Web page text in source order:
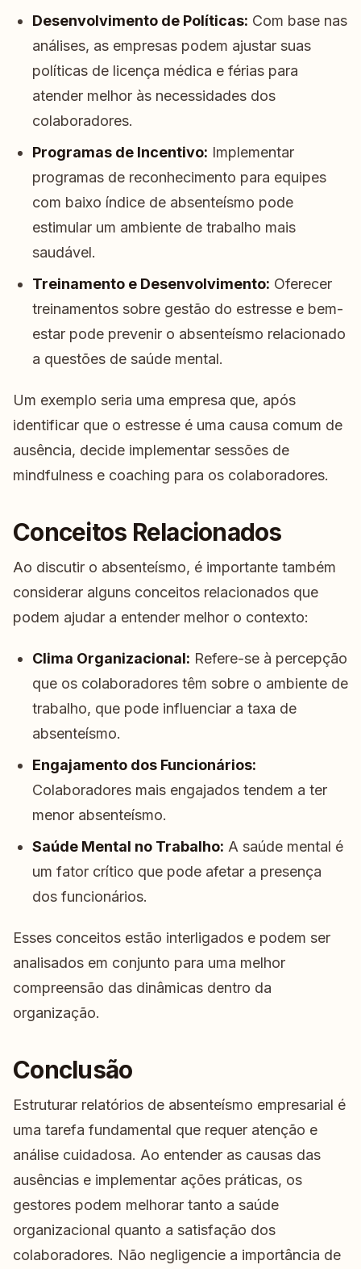
Desenvolvimento de Políticas: Com base nas
análises, as empresas podem ajustar suas
políticas de licença médica e férias para
atender melhor às necessidades dos
colaboradores.
Programas de Incentivo: Implementar
programas de reconhecimento para equipes
com baixo índice de absenteísmo pode
estimular um ambiente de trabalho mais
saudável.
Treinamento e Desenvolvimento: Oferecer
treinamentos sobre gestão do estresse e bem-
estar pode prevenir o absenteísmo relacionado
a questões de saúde mental.
Um exemplo seria uma empresa que, após
identificar que o estresse é uma causa comum de
ausência, decide implementar sessões de
mindfulness e coaching para os colaboradores.
Conceitos Relacionados
Ao discutir o absenteísmo, é importante também
considerar alguns conceitos relacionados que
podem ajudar a entender melhor o contexto:
Clima Organizacional: Refere-se à percepção
que os colaboradores têm sobre o ambiente de
trabalho, que pode influenciar a taxa de
absenteísmo.
Engajamento dos Funcionários:
Colaboradores mais engajados tendem a ter
menor absenteísmo.
Saúde Mental no Trabalho: A saúde mental é
um fator crítico que pode afetar a presença
dos funcionários.
Esses conceitos estão interligados e podem ser
analisados em conjunto para uma melhor
compreensão das dinâmicas dentro da
organização.
Conclusão
Estruturar relatórios de absenteísmo empresarial é
uma tarefa fundamental que requer atenção e
análise cuidadosa. Ao entender as causas das
ausências e implementar ações práticas, os
gestores podem melhorar tanto a saúde
organizacional quanto a satisfação dos
colaboradores. Não negligencie a importância de